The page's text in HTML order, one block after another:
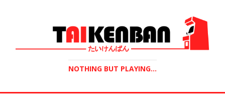
NOTHING BUT PLAYING...